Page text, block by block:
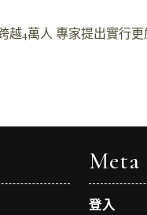
越4萬人 專家提出實行
Meta
登入